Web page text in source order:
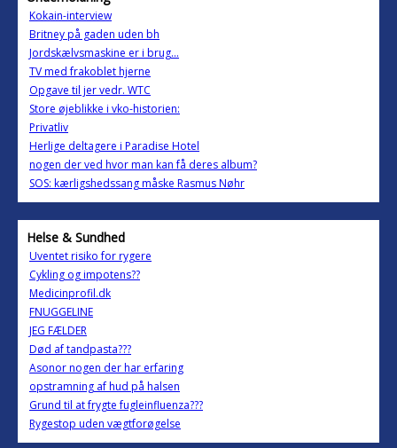
Kokain-interview
Britney på gaden uden bh
Jordskælvsmaskine er i brug...
TV med frakoblet hjerne
Opgave til jer vedr. WTC
Store øjeblikke i vko-historien:
Privatliv
Herlige deltagere i Paradise Hotel
nogen der ved hvor man kan få deres album?
SOS: kærligshedssang måske Rasmus Nøhr
Helse & Sundhed
Uventet risiko for rygere
Cykling og impotens??
Medicinprofil.dk
FNUGGELINE
JEG FÆLDER
Død af tandpasta???
Asonor nogen der har erfaring
opstramning af hud på halsen
Grund til at frygte fugleinfluenza???
Rygestop uden vægtforøgelse